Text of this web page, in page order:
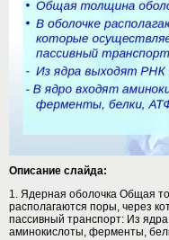
Описание слайда:
1. Ядерная оболочка Общая
располагаются поры, через
пассивный транспорт: Из
аминокислоты, ферменты,